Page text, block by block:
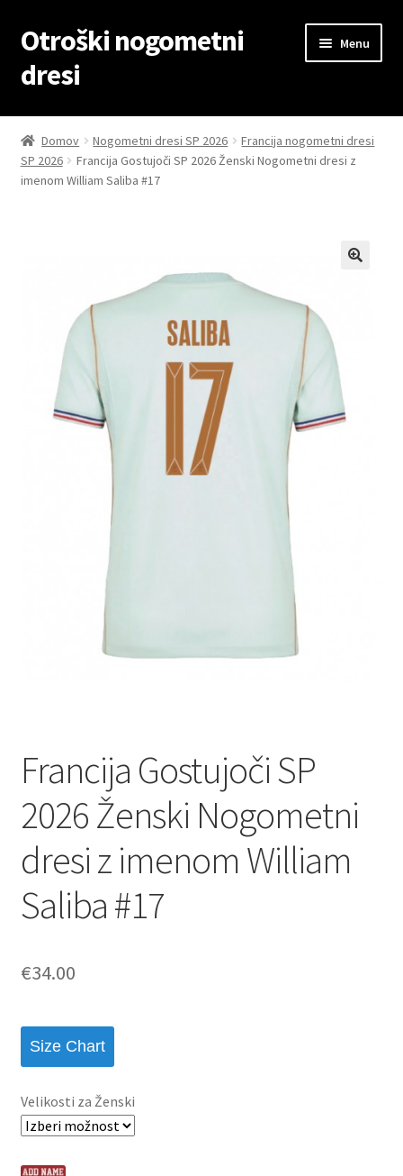
Skip
to
navigation
Skip
to
content
Otroški nogometni
dresi
Menu
Domov
Blog
Trgovina
Zaključek nakupa
Domov Nogometni dresi SP 2026
Francija nogometni dresi
SP 2026
Francija Gostujoči SP 2026 Ženski Nogometni dresi z
imenom William Saliba #17
Francija Gostujoči SP
2026 Ženski Nogometni
dresi z imenom William
Saliba #17
€34.00
Size Chart
Velikosti za Ženski